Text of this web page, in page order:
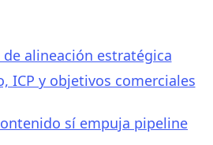
de alineación estratégica
ICP y objetivos comerciales
sí empuja pipeline